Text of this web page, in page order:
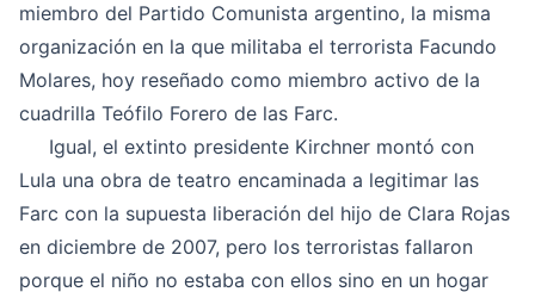
miembro del Partido Comunista argentino, la misma
organización en la que militaba el terrorista Facundo
Molares, hoy reseñado como miembro activo de la
cuadrilla Teófilo Forero de las Farc.
Igual, el extinto presidente Kirchner montó con
Lula una obra de teatro encaminada a legitimar las
Farc con la supuesta liberación del hijo de Clara Rojas
en diciembre de 2007, pero los terroristas fallaron
porque el niño no estaba con ellos sino en un hogar